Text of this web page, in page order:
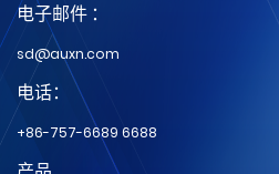
电子邮件 ：
sd@auxn.com
电话：
+86-757-6689 6688